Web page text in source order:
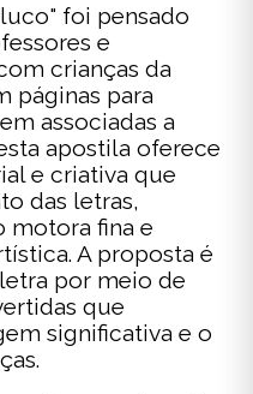
foi pensado
e
crianças da
páginas para
associadas a
apostila oferece
e criativa que
das letras,
motora fina e
A proposta é
por meio de
que
significativa e o